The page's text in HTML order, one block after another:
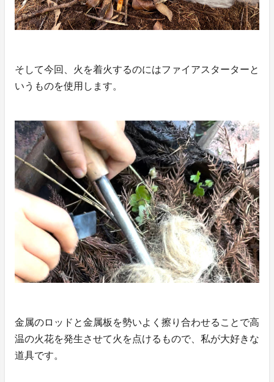
そして今回、火を着火するのにはファイアスターターと
いうものを使用します。
金属のロッドと金属板を勢いよく擦り合わせることで高
温の火花を発生させて火を点けるもので、私が大好きな
道具です。